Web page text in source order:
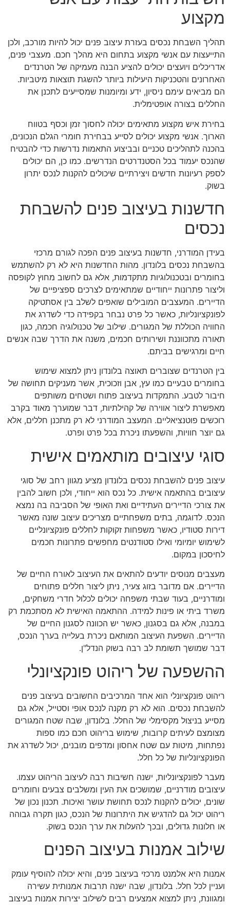
מקצוע
תהליך השבחת נכסים בעזרת עיצוב פנים יכול להיות מורכב, ולכן
התייעצות עם אנשי מקצוע בתחום היא מהלך חכם. מעצבי פנים,
אדריכלים ויועצים יכולים להציע הבנה מעמיקה של הטרנדים
האחרונים והטכניקות היעילות ביותר להשגת תוצאות מיטביות.
הם מביאים עימם ניסיון, ידע ומיומנות שמסייעים לתכנן את
החללים בצורה אופטימלית.
בחירת איש מקצוע מתאימים יכולה לחסוך זמן וכסף בטווח
הארוך. אנשי מקצוע יכולים לסייע בבחירת חומרי הגלם הנכונים,
בהכנה לתהליכים טכניים ובביצוע התאמות נדרשות כדי להבטיח
שהנכס יעמוד בכל הסטנדרטים הנדרשים. כמו כן, הם יכולים
לספק רעיונות חדשים ויצירתיים שיכולים להקנות לנכס יתרון
בשוק.
חדשנות בעיצוב פנים להשבחת
נכסים
בעידן המודרני, חדשנות בעיצוב פנים הפכה לגורם מרכזי
בהשבחת נכסים בלונדון. מהות החדשנות היא לא רק להשתמש
בחומרים ובטכנולוגיות מתקדמות, אלא גם לחשוב מחוץ לקופסה
וליצור פתרונות ייחודיים שמתאימים לצרכים ספציפיים של
הדיירים. המעצבים המובילים שואפים לשלב בין אסתטיקה
לפונקציונליות, כאשר כל פרט נבחר בקפידה כדי לשדרג את
החוויה הכוללת של המגורים. שילוב של טכנולוגיה חכמה, כגון
תאורה מתכווננת ושירותים חכמים, משנה את הדרך שבה אנשים
חיים ומרגישים בביתם.
בין הטרנדים שצוברים תאוצה בלונדון ניתן למצוא שימוש
בחומרים טבעיים כמו עץ, אבן וזכוכית, אשר מעניקים תחושה של
חיבור לטבע. התמקדות בעיצוב פתוח ושטחים משותפים
מאפשרת ליצור אווירה של קהילתיות, דבר שמוערך מאוד בקרב
רוכשים פוטנציאליים. המעצב המודרני לא רק מתכנן חללים, אלא
גם יוצר חוויות, והשפעתו ניכרת בכל פרט ופרט.
סוגי עיצובים מותאמים אישית
עיצוב פנים להשבחת נכסים בלונדון מציע מגוון רחב של סוגי
עיצובים בהתאמה אישית. כל נכס הוא ייחודי, ולכן חשוב להבין
את צורכי הדיירים העתידיים ואת האופי של הסביבה בה נמצא
הנכס. לדוגמה, בתים משפחתיים מצריכים עיצוב שונה מאשר
דירות סטודיו, כאשר משפחות זקוקות לחללים פונקציונליים
לשימוש יומיומי ואילו סטודנטים מחפשים פתרונות חכמים
לחיסכון במקום.
מעצבים מנוסים יודעים להתאים את העיצוב לאורח החיים של
הדיירים. אם מדובר בזוג צעיר, ניתן ליצור חללים פתוחים
ומודרניים, בעוד שבתי משפחה יכולים לכלול חדרי משחקים,
משרד ביתי או פינות למידה. ההתאמה האישית לא מסתכמת רק
במבנה, אלא גם בסגנון, כאשר יש הכוונה לסגנון החיים של
הדיירים. השפעת העיצוב המותאם ניכרת בעלייה בערך הנכס,
דבר שמושך תשומת לב רבה בשוק הנדל"ן.
ההשפעה של ריהוט פונקציונלי
ריהוט פונקציונלי הוא אחד המרכיבים החשובים בעיצוב פנים
להשבחת נכסים. הוא לא רק מקנה לנכס אופי וסטייל, אלא גם
מסייע בניצול מקסימלי של החלל. בלונדון, שבה שטח המגורים
מצומצם לעיתים קרובות, שימוש בריהוט חכם כמו ספות
נפתחות, מיטות עם שטח אחסון ומדפים מובנים, יכול לשדרג את
הפונקציונליות של כל חלל.
מעבר לפונקציונליות, ישנה חשיבות רבה לעיצוב הריהוט עצמו.
עיצובים מודרניים, שמושכים את העין ומשלבים צבעים וחומרים
שונים, יכולים להקנות לנכס תחושת עושר ואיכות. תכנון נכון של
ריהוט יכול גם להדגיש את היתרונות של הנכס, כגון תקרה גבוהה
או חלונות גדולים, ובכך להעלות את ערך הנכס בשוק.
שילוב אמנות בעיצוב הפנים
אמנות היא אלמנט מרכזי בעיצוב פנים, והיא יכולה להוסיף עומק
ועניין לכל חלל. בלונדון, שבה ישנה תרבות אמנותית עשירה
ומגוונת, ניתן למצוא אמצעים רבים לשילוב יצירות אמנות בעיצוב